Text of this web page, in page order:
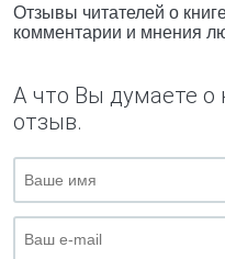
Отзывы читателей о
комментарии и мнения
А что Вы думаете о
отзыв.